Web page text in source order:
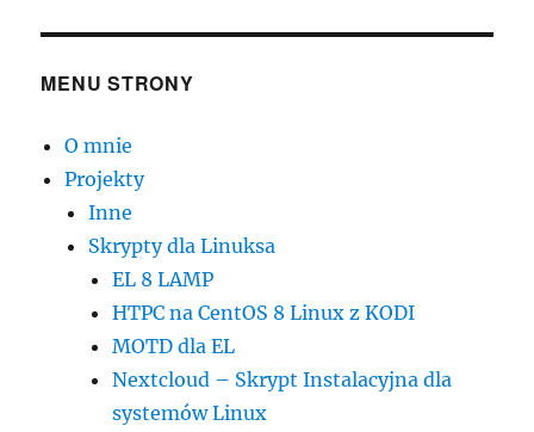
MENU STRONY
O mnie
Projekty
Inne
Skrypty dla Linuksa
EL 8 LAMP
HTPC na CentOS 8 Linux z KODI
MOTD dla EL
Nextcloud – Skrypt Instalacyjna dla
systemów Linux